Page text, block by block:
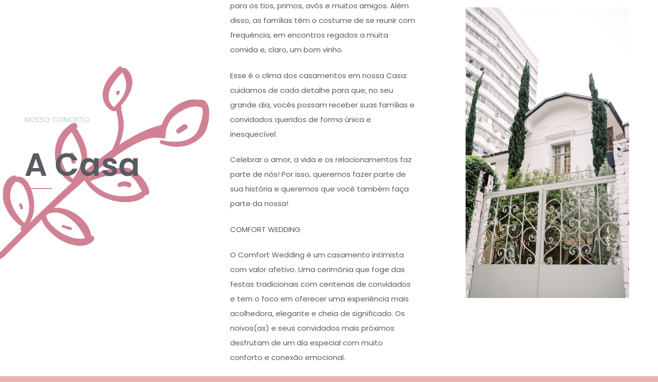
NOSSO CONCEITO
A Casa
para os tios, primos, avós e muitos amigos. Além
disso, as famílias têm o costume de se reunir com
frequência, em encontros regados a muita
comida e, claro, um bom vinho.
Esse é o clima dos casamentos em nossa Casa:
cuidamos de cada detalhe para que, no seu
grande dia, vocês possam receber suas famílias e
convidados queridos de forma única e
inesquecível.
Celebrar o amor, a vida e os relacionamentos faz
parte de nós!Por isso, queremos fazer parte de
sua história e queremos que você também faça
parte da nossa!
COMFORT WEDDING
OComfort Wedding é um casamento intimista
com valor afetivo. Uma cerimônia que foge das
festas tradicionais com centenas de convidados
e tem o foco em oferecer uma experiência mais
acolhedora, elegante e cheia de significado. Os
noivos(as) e seus convidados mais próximos
desfrutam de um dia especial com muito
conforto e conexão emocional.